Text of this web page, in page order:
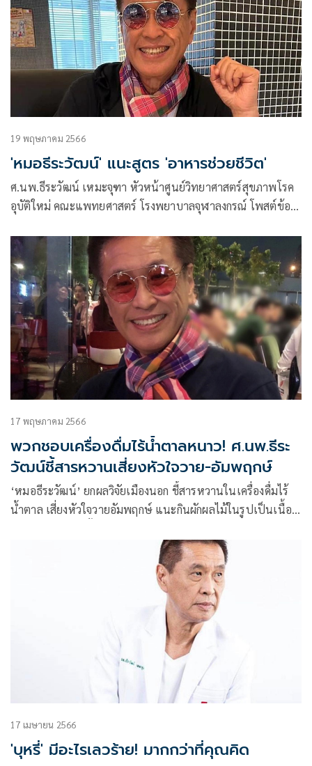
19 พฤษภาคม 2566
'หมอธีระวัฒน์' แนะสูตร 'อาหารช่วยชีวิต'
ศ.นพ.ธีระวัฒน์ เหมะจุฑา หัวหน้าศูนย์วิทยาศาสตร์สุขภาพโรค
อุบัติใหม่ คณะแพทยศาสตร์ โรงพยาบาลจุฬาลงกรณ์ โพสต์ข้อ
17 พฤษภาคม 2566
พวกชอบเครื่องดื่มไร้น้ำตาลหนาว! ศ.นพ.ธีระ
วัฒน์ชี้สารหวานเสี่ยงหัวใจวาย-อัมพฤกษ์
‘หมอธีระวัฒน์’ ยกผลวิจัยเมืองนอก ชี้สารหวานในเครื่องดื่มไร้
น้ำตาล เสี่ยงหัวใจวายอัมพฤกษ์ แนะกินผักผลไม้ในรูปเป็นเนื้อ
17 เมษายน 2566
'บุหรี่' มีอะไรเลวร้าย! มากกว่าที่คุณคิด